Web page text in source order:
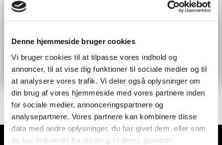
Denne hjemmeside bruger cookies
Vi bruger cookies til at tilpasse vores indhold og
annoncer, til at vise dig funktioner til sociale medier og til
at analysere vores trafik. Vi deler også oplysninger om
din brug af vores hjemmeside med vores partnere inden
for sociale medier, annonceringspartnere og
analysepartnere. Vores partnere kan kombinere disse
data med andre oplysninger, du har givet dem, eller som
de har indsamlet fra din brug af deres tjenester.